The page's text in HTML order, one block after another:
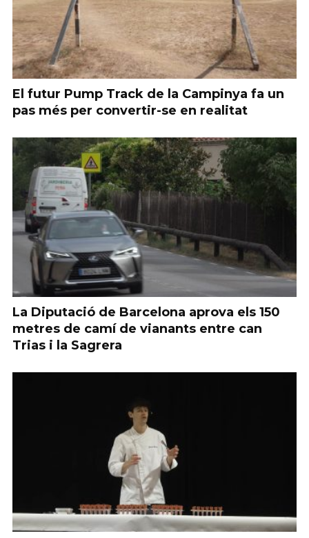
El futur Pump Track de la Campinya fa un
pas més per convertir-se en realitat
La Diputació de Barcelona aprova els 150
metres de camí de vianants entre can
Trias i la Sagrera